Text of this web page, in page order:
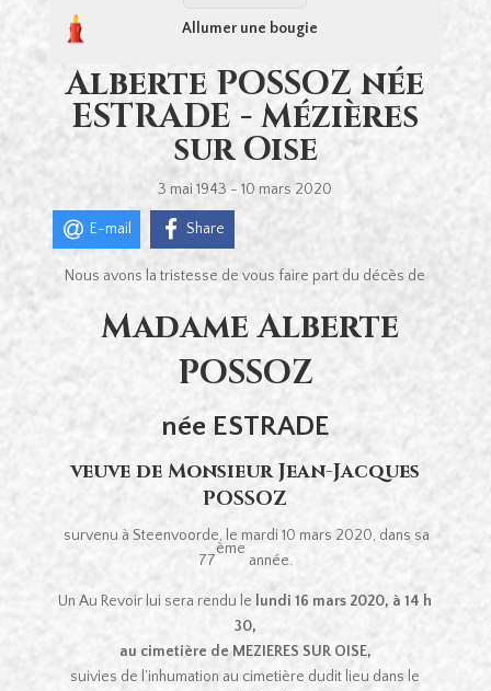
Allumer une bougie
Alberte POSSOZ née
ESTRADE - Mézières
sur Oise
3 mai 1943 - 10 mars 2020
E-mail Share
Nous avons la tristesse de vous faire part du décès de
Madame Alberte
POSSOZ
née ESTRADE
veuve de Monsieur Jean-Jacques
POSSOZ
survenu à Steenvoorde, le mardi 10 mars 2020, dans sa
77
ème
année.
Un Au Revoir lui sera rendu le lundi 16 mars 2020, à 14 h
30,
au cimetière de MEZIERES SUR OISE,
suivies de l’inhumation au cimetière dudit lieu dans le